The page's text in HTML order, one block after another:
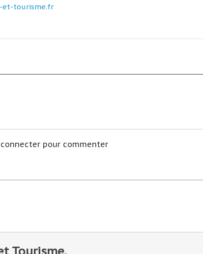
et-tourisme.fr
pour commenter